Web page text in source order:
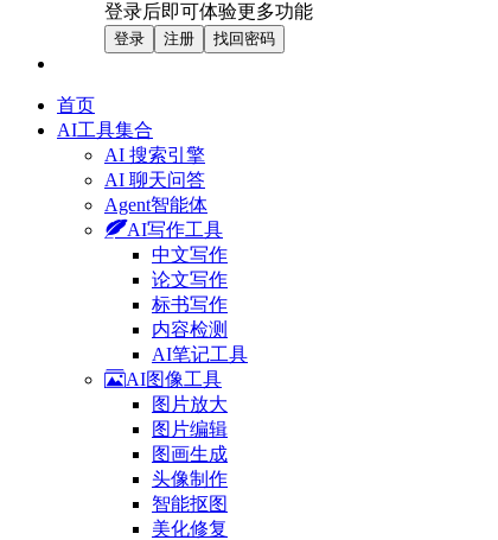
登录后即可体验更多功能
登录 注册 找回密码
首页
AI工具集合
AI 搜索引擎
AI 聊天问答
Agent智能体
AI写作工具
中文写作
论文写作
标书写作
内容检测
AI笔记工具
AI图像工具
图片放大
图片编辑
图画生成
头像制作
智能抠图
美化修复